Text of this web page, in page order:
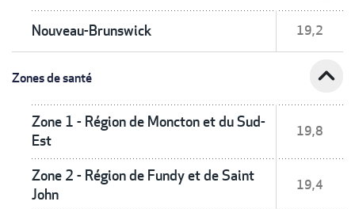
Nouveau-Brunswick 19,2
Zones de santé expand_less
Zone 1 - Région de Moncton et du Sud-
Est
19,8
Zone 2 - Région de Fundy et de Saint
John
19,4